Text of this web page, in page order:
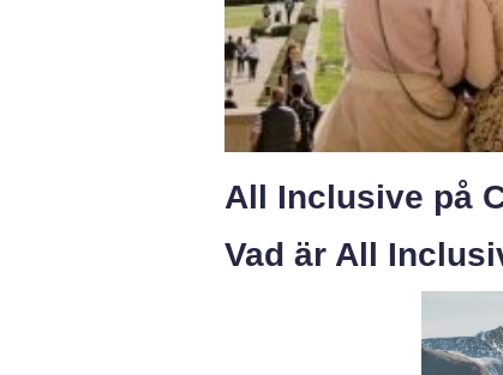
All Inclusive på
Vad är All